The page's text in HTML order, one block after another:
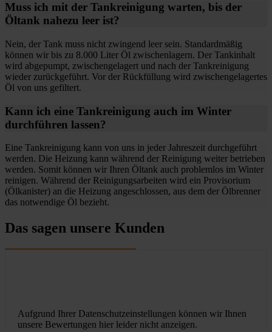
Muss ich mit der Tankreinigung warten, bis der
Öltank nahezu leer ist?
Nein, der Tank muss nicht zwingend leer sein. Standardmäßig
können wir bis zu 8.000 Liter Öl zwischenlagern. Der Tankinhalt
wird abgepumpt, zwischengelagert und nach der Tankreinigung
wieder zurückgeführt. Vor der Rückfüllung wird zwischengelagertes
Öl von uns gefiltert.
Kann ich eine Tankreinigung auch im Winter
durchführen lassen?
Eine Tankreinigung kann von uns in jeder Jahreszeit durchgeführt
werden. Die Heizung kann während der Reinigung weiter betrieben
werden. Somit können wir Ihren Öltank auch problemlos im Winter
reinigen. Während der Reinigungsarbeiten wird ein Provisorium
(Ölkanister) an die Heizung angeschlossen, aus dem der Ölbrenner
das notwendige Öl bezieht.
Das sagen unsere Kunden
Aufgrund Ihrer Datenschutzeinstellungen können wir Ihnen
unsere Bewertungen hier leider nicht anzeigen.